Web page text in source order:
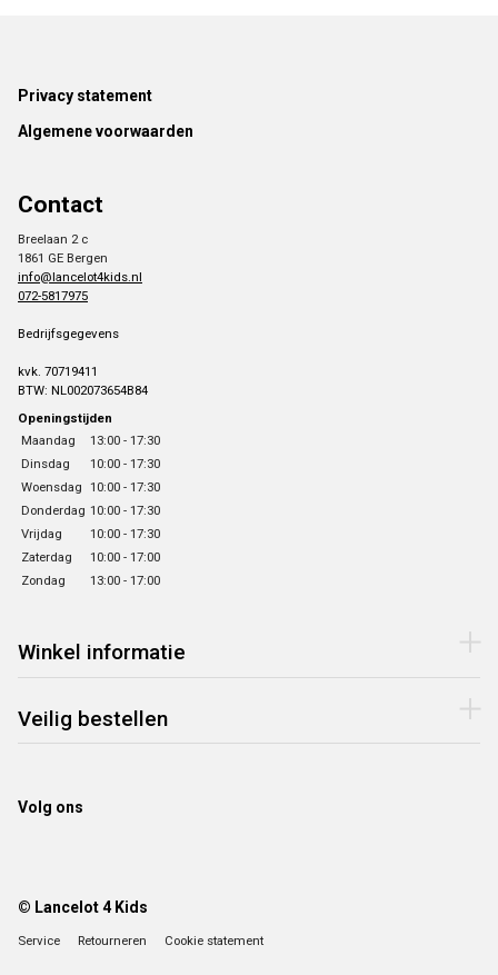
Footer
Privacy statement
Algemene voorwaarden
Contact
Breelaan 2 c
1861 GE Bergen
info@lancelot4kids.nl
072-5817975
Bedrijfsgegevens
kvk. 70719411
BTW: NL002073654B84
Openingstijden
Maandag
13:00 - 17:30
Dinsdag
10:00 - 17:30
Woensdag 10:00 - 17:30
Donderdag 10:00 - 17:30
Vrijdag
10:00 - 17:30
Zaterdag
10:00 - 17:00
Zondag
13:00 - 17:00
Winkel informatie
Veilig bestellen
Volg ons
© Lancelot 4 Kids
Service Retourneren Cookie statement